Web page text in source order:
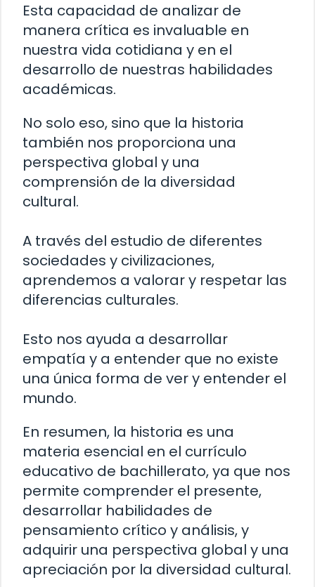
Esta capacidad de analizar de
manera crítica es invaluable en
nuestra vida cotidiana y en el
desarrollo de nuestras habilidades
académicas.
No solo eso, sino que la historia
también nos proporciona una
perspectiva global y una
comprensión de la diversidad
cultural.
A través del estudio de diferentes
sociedades y civilizaciones,
aprendemos a valorar y respetar las
diferencias culturales.
Esto nos ayuda a desarrollar
empatía y a entender que no existe
una única forma de ver y entender el
mundo.
En resumen, la historia es una
materia esencial en el currículo
educativo de bachillerato, ya que nos
permite comprender el presente,
desarrollar habilidades de
pensamiento crítico y análisis, y
adquirir una perspectiva global y una
apreciación por la diversidad cultural.